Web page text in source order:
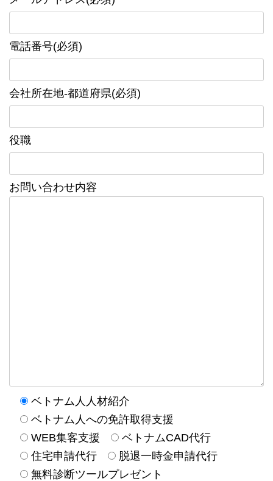
電話番号(必須)
会社所在地-都道府県(必須)
役職
お問い合わせ内容
ベトナム人人材紹介
ベトナム人への免許取得支援
WEB集客支援
ベトナムCAD代行
住宅申請代行
脱退一時金申請代行
無料診断ツールプレゼント